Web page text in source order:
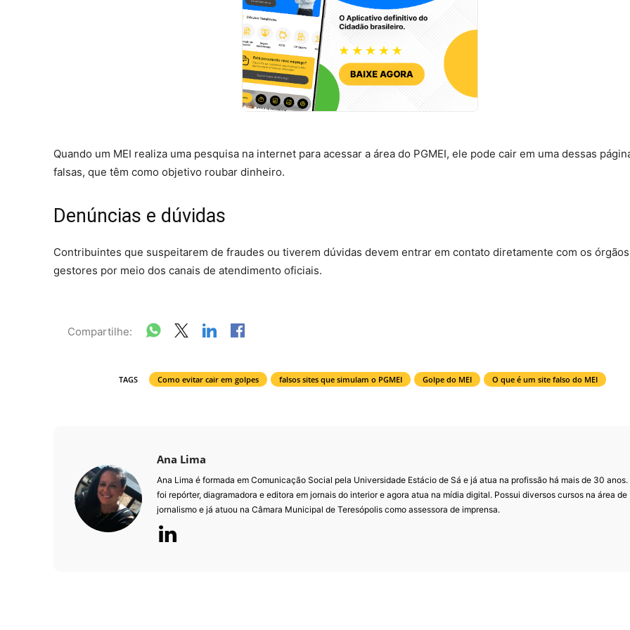
Quando um MEI realiza uma pesquisa na internet para acessar a área do PGMEI, ele pode cair em uma dessas
falsas, que têm como objetivo roubar dinheiro.
Denúncias e dúvidas
Contribuintes que suspeitarem de fraudes ou tiverem dúvidas devem entrar em contato diretamente com os órgãos
gestores por meio dos canais de atendimento oficiais.
Compartilhe:
TAGS Como evitar cair em golpes falsos sites que simulam o PGMEI Golpe do MEI O que é um site falso do MEI
Ana Lima
Ana Lima é formada em Comunicação Social pela Universidade Estácio de Sá e já atua na profissão há mais de 30 anos.
foi repórter, diagramadora e editora em jornais do interior e agora atua na mídia digital. Possui diversos cursos na área de
jornalismo e já atuou na Câmara Municipal de Teresópolis como assessora de imprensa.